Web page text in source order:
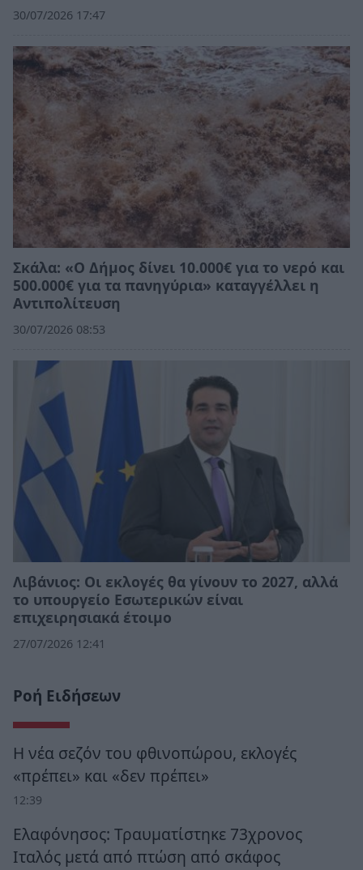
30/07/2026 17:47
Σκάλα: «Ο Δήμος δίνει 10.000€ για το νερό και
500.000€ για τα πανηγύρια» καταγγέλλει η
Αντιπολίτευση
30/07/2026 08:53
Λιβάνιος: Οι εκλογές θα γίνουν το 2027, αλλά
το υπουργείο Εσωτερικών είναι
επιχειρησιακά έτοιμο
27/07/2026 12:41
Ροή Ειδήσεων
Η νέα σεζόν του φθινοπώρου, εκλογές
«πρέπει» και «δεν πρέπει»
12:39
Ελαφόνησος: Τραυματίστηκε 73χρονος
Ιταλός μετά από πτώση από σκάφος